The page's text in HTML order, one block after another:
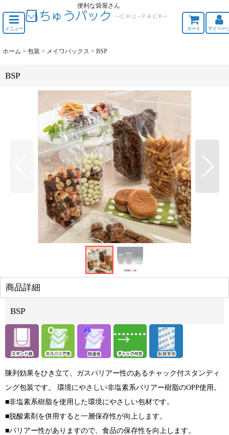
便利な袋屋さん
メニュー カート マイペー
ホーム > 包装 > メイワパックス > BSP
BSP
商品詳細
BSP
陳列効果をひき立て、ガスバリアー性のあるチャック付スタンディ
ング包装です。 環境にやさしい非塩素系バリアー樹脂のOPP使用。
■非塩素系樹脂を使用した環境にやさしい包材です。
■脱酸素剤を併用すると一層保存性が向上します。
■バリアー性がありますので、食品の保存性を向上します。